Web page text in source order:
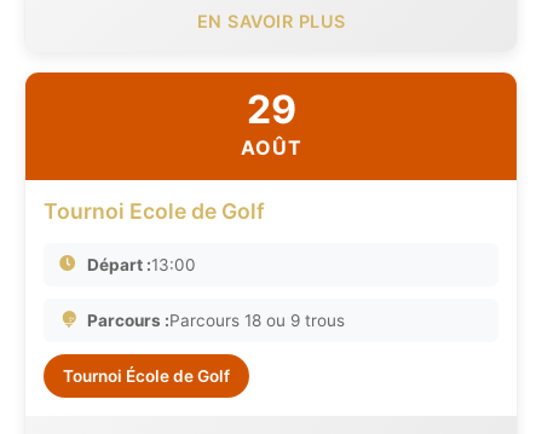
EN SAVOIR PLUS
29
AOÛT
Tournoi Ecole de Golf
Départ :13:00
Parcours :Parcours 18 ou 9 trous
Tournoi École de Golf